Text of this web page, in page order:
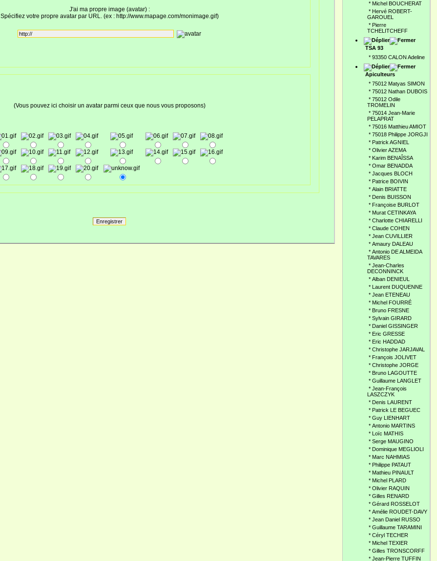
J'ai ma propre image (avatar) :
Spécifiez votre propre avatar par URL. (ex : http://www.mapage.com/monimage.gif)
(Vous pouvez ici choisir un avatar parmi ceux que nous vous proposons)
Enregistrer
* Michel BOUCHERAT
* Hervé ROBERT-
GAROUEL
* Pierre
TCHELITCHEFF
TSA 93
* 93350 CALON Adeline
Apiculteurs
* 75012 Matyas SIMON
* 75012 Nathan DUBOIS
* 75012 Odile
TROMELIN
* 75014 Jean-Marie
PELAPRAT
* 75016 Matthieu AMIOT
* 75018 Philippe JORGJI
* Patrick AGNIEL
* Olivier AZEMA
* Karim BENAÎSSA
* Omar BENADDA
* Jacques BLOCH
* Patrice BOIVIN
* Alain BRIATTE
* Denis BUISSON
* Françoise BURLOT
* Murat CETINKAYA
* Charlotte CHIARELLI
* Claude COHEN
* Jean CUVILLIER
* Amaury DALEAU
* Antonio DE ALMEIDA
TAVARES
* Jean-Charles
DECONNINCK
* Alban DENIEUL
* Laurent DUQUENNE
* Jean ETENEAU
* Michel FOURRÉ
* Bruno FRESNE
* Sylvain GIRARD
* Daniel GISSINGER
* Eric GRESSE
* Eric HADDAD
* Christophe JARJAVAL
* François JOLIVET
* Christophe JORGE
* Bruno LAGOUTTE
* Guillaume LANGLET
* Jean-François
LASZCZYK
* Denis LAURENT
* Patrick LE BEGUEC
* Guy LIENHART
* Antonio MARTINS
* Loïc MATHIS
* Serge MAUGINO
* Dominique MEGLIOLI
* Marc NAHMIAS
* Philippe PATAUT
* Mathieu PINAULT
* Michel PLARD
* Olivier RAQUIN
* Gilles RENARD
* Gérard ROSSELOT
* Amélie ROUDET-DAVY
* Jean Daniel RUSSO
* Guillaume TARAMINI
* Céryl TECHER
* Michel TEXIER
* Gilles TRONSCORFF
* Jean-Pierre TUFFIN